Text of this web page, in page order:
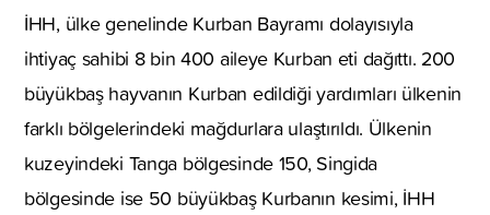
İHH, ülke genelinde Kurban Bayramı dolayısıyla
ihtiyaç sahibi 8 bin 400 aileye Kurban eti dağıttı. 200
büyükbaş hayvanın Kurban edildiği yardımları ülkenin
farklı bölgelerindeki mağdurlara ulaştırıldı. Ülkenin
kuzeyindeki Tanga bölgesinde 150, Singida
bölgesinde ise 50 büyükbaş Kurbanın kesimi, İHH